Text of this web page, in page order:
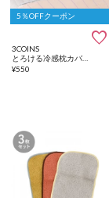
5％OFFクーポン

3COINS
¥550